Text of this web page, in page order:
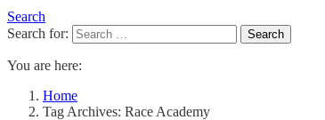
Search
Search for:
Search
You are here:
Home
Tag Archives: Race Academy